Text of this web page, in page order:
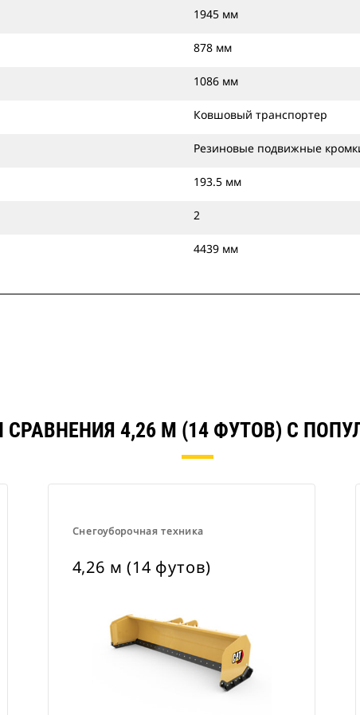
1945 мм
878 мм
1086 мм
Ковшовый транспортер
Резиновые подвижные
193.5 мм
2
4439 мм
СРАВНЕНИЯ 4,26 М (14 ФУТОВ) С
Снегоуборочная техника
4,26 м (14 футов)